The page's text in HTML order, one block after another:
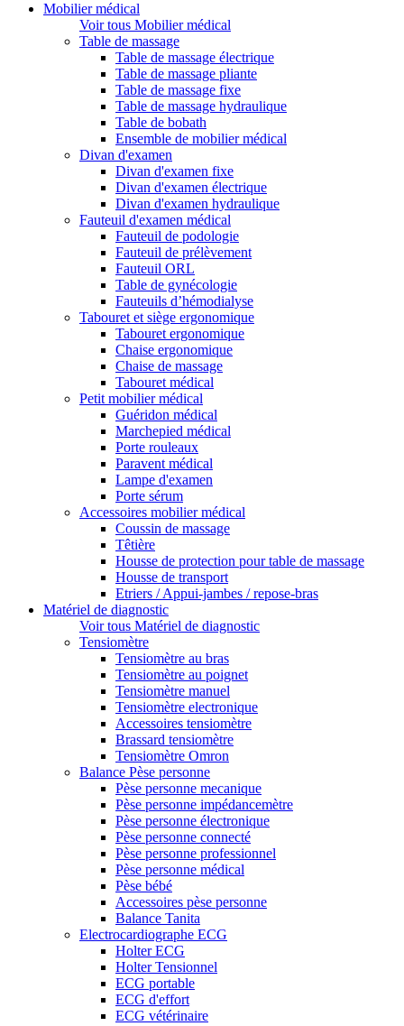
Mobilier médical
Voir tous Mobilier médical
Table de massage
Table de massage électrique
Table de massage pliante
Table de massage fixe
Table de massage hydraulique
Table de bobath
Ensemble de mobilier médical
Divan d'examen
Divan d'examen fixe
Divan d'examen électrique
Divan d'examen hydraulique
Fauteuil d'examen médical
Fauteuil de podologie
Fauteuil de prélèvement
Fauteuil ORL
Table de gynécologie
Fauteuils d’hémodialyse
Tabouret et siège ergonomique
Tabouret ergonomique
Chaise ergonomique
Chaise de massage
Tabouret médical
Petit mobilier médical
Guéridon médical
Marchepied médical
Porte rouleaux
Paravent médical
Lampe d'examen
Porte sérum
Accessoires mobilier médical
Coussin de massage
Têtière
Housse de protection pour table de massage
Housse de transport
Etriers / Appui-jambes / repose-bras
Matériel de diagnostic
Voir tous Matériel de diagnostic
Tensiomètre
Tensiomètre au bras
Tensiomètre au poignet
Tensiomètre manuel
Tensiomètre electronique
Accessoires tensiomètre
Brassard tensiomètre
Tensiomètre Omron
Balance Pèse personne
Pèse personne mecanique
Pèse personne impédancemètre
Pèse personne électronique
Pèse personne connecté
Pèse personne professionnel
Pèse personne médical
Pèse bébé
Accessoires pèse personne
Balance Tanita
Electrocardiographe ECG
Holter ECG
Holter Tensionnel
ECG portable
ECG d'effort
ECG vétérinaire